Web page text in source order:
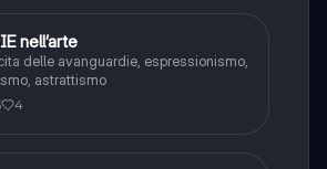
nell’arte
delle avanguardie, espressionismo,
astrattismo
4